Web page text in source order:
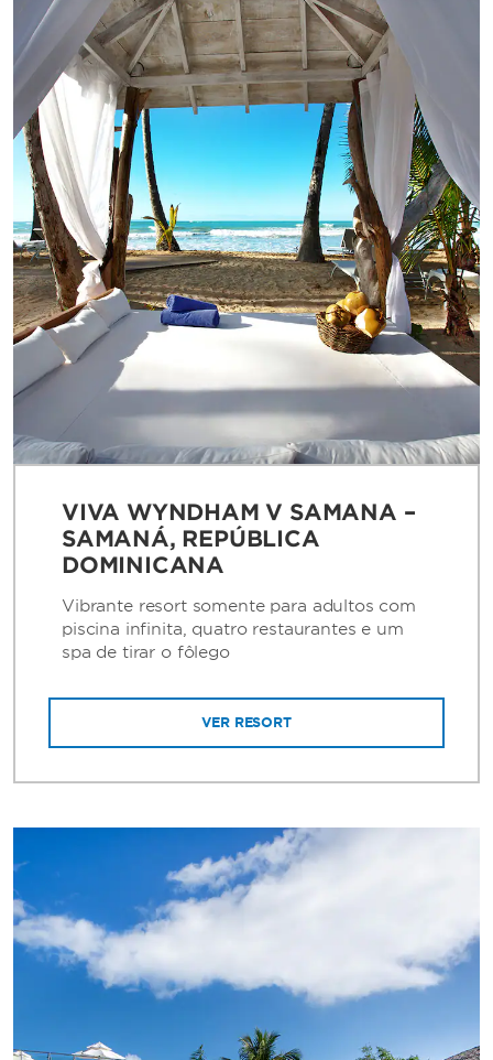
VIVA WYNDHAM V SAMANA –
SAMANÁ, REPÚBLICA
DOMINICANA
Vibrante resort somente para adultos com
piscina infinita, quatro restaurantes e um
spa de tirar o fôlego
VER RESORT